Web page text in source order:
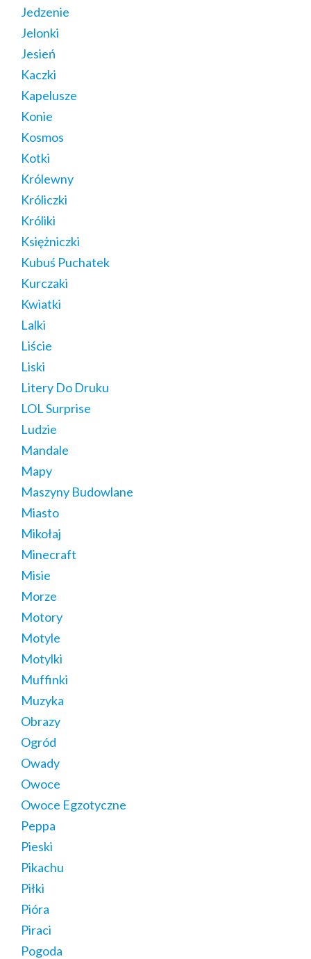
Jedzenie
Jelonki
Jesień
Kaczki
Kapelusze
Konie
Kosmos
Kotki
Królewny
Króliczki
Króliki
Księżniczki
Kubuś Puchatek
Kurczaki
Kwiatki
Lalki
Liście
Liski
Litery Do Druku
LOL Surprise
Ludzie
Mandale
Mapy
Maszyny Budowlane
Miasto
Mikołaj
Minecraft
Misie
Morze
Motory
Motyle
Motylki
Muffinki
Muzyka
Obrazy
Ogród
Owady
Owoce
Owoce Egzotyczne
Peppa
Pieski
Pikachu
Piłki
Pióra
Piraci
Pogoda